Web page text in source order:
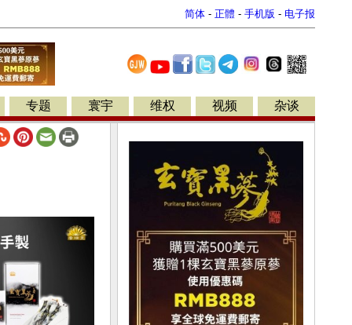
简体 - 正體 - 手机版 - 电子报
专题 寰宇 维权 视频 杂谈